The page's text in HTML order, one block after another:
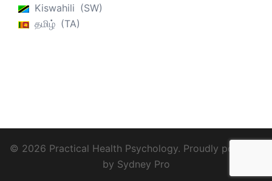
Kiswahili
SW
தமிழ்
TA
© 2026 Practical Health Psychology. Proudly powered
by Sydney Pro